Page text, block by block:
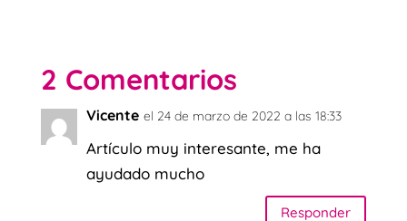
2 Comentarios
Vicente el 24 de marzo de 2022 a las 18:33
Artículo muy interesante, me ha
ayudado mucho
Responder